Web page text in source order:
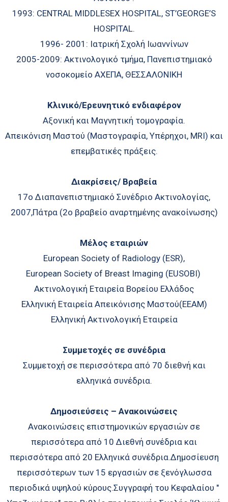
1993: CENTRAL MIDDLESEX HOSPITAL, ST’GEORGE’S
HOSPITAL.
1996- 2001: Ιατρική Σχολή Ιωαννίνων
2005-2009: Ακτινολογικό τμήμα, Πανεπιστημιακό
νοσοκομείο ΑΧΕΠΑ, ΘΕΣΣΑΛΟΝΙΚΗ
Κλινικό/Ερευνητικό ενδιαφέρον
Αξονική και Μαγνητική τομογραφία.
Απεικόνιση Μαστού (Μαστογραφία, Υπέρηχοι, MRI) και
επεμβατικές πράξεις.
Διακρίσεις/ Βραβεία
17o Διαπανεπιστημιακό Συνέδριο Ακτινολογίας,
2007,Πάτρα (2ο βραβείο αναρτημένης ανακοίνωσης)
Μέλος εταιριών
European Society of Radiology (ESR),
European Society of Breast Imaging (EUSOBI)
Ακτινολογική Εταιρεία Βορείου Ελλάδος
Ελληνική Εταιρεία Απεικόνισης Μαστού(EEAM)
Ελληνική Ακτινολογική Εταιρεία
Συμμετοχές σε συνέδρια
Συμμετοχή σε περισσότερα από 70 διεθνή και
ελληνικά συνέδρια.
Δημοσιεύσεις – Ανακοινώσεις
Ανακοινώσεις επιστημονικών εργασιών σε
περισσότερα από 10 Διεθνή συνέδρια και
περισσότερα από 20 Ελληνικά συνέδρια.Δημοσίευση
περισσότερων των 15 εργασιών σε ξενόγλωσσα
περιοδικά υψηλού κύρους.Συγγραφή του Κεφαλαίου "